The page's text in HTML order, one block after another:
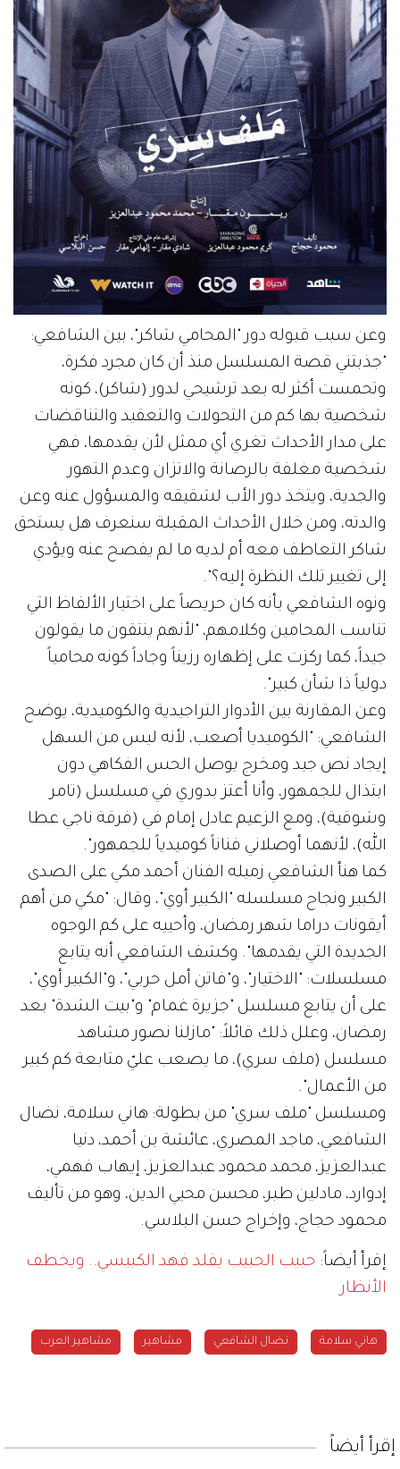
وعن سبب قبوله دور "المحامي شاكر"، بين الشافعي:
"جذبتني قصة المسلسل منذ أن كان مجرد فكرة،
وتحمست أكثر له بعد ترشيحي لدور (شاكر)، كونه
شخصية بها كم من التحولات والتعقيد والتناقضات
على مدار الأحداث تغري أي ممثل لأن يقدمها، فهي
شخصية مغلفة بالرصانة والاتزان وعدم التهور
والجدية، ويتخذ دور الأب لشقيقه والمسؤول عنه وعن
والدته، ومن خلال الأحداث المقبلة سنعرف هل يستحق
شاكر التعاطف معه أم لديه ما لم يفصح عنه ويؤدي
إلى تغيير تلك النظرة إليه؟".
ونوه الشافعي بأنه كان حريصاً على اختيار الألفاظ التي
تناسب المحامين وكلامهم، "لأنهم ينتقون ما يقولون
جيداً، كما ركزت على إظهاره رزيناً وجاداً كونه محامياً
دولياً ذا شأن كبير".
وعن المقارنة بين الأدوار التراجيدية والكوميدية، يوضح
الشافعي: "الكوميديا أصعب، لأنه ليس من السهل
إيجاد نص جيد ومخرج يوصل الحس الفكاهي دون
ابتذال للجمهور، وأنا أعتز بدوري في مسلسل (تامر
وشوقية)، ومع الزعيم عادل إمام في (فرقة ناجي عطا
الله)، لأنهما أوصلاني فناناً كوميدياً للجمهور".
كما هنأ الشافعي زميله الفنان أحمد مكي على الصدى
الكبير ونجاح مسلسله "الكبير أوي"، وقال: "مكي من أهم
أيقونات دراما شهر رمضان، وأحييه على كم الوجوه
الجديدة التي يقدمها". وكشف الشافعي أنه يتابع
مسلسلات: "الاختيار"، و"فاتن أمل حربي"، و"الكبير أوي"،
على أن يتابع مسلسل "جزيرة غمام" و"بيت الشدة" بعد
رمضان، وعلل ذلك قائلاً: "مازلنا نصور مشاهد
مسلسل (ملف سري)، ما يصعب عليّ متابعة كم كبير
من الأعمال".
ومسلسل "ملف سري" من بطولة: هاني سلامة، نضال
الشافعي، ماجد المصري، عائشة بن أحمد، دنيا
عبدالعزيز، محمد محمود عبدالعزيز، إيهاب فهمي،
إدوارد، مادلين طبر، محسن محيي الدين، وهو من تأليف
محمود حجاج، وإخراج حسن البلاسي.
إقرأ أيضاً: حبيب الحبيب يقلد فهد الكبيسي.. ويخطف
الأنظار
هاني سلامة نضال الشافعي مشاهير مشاهير العرب
إقرأ أيضاً